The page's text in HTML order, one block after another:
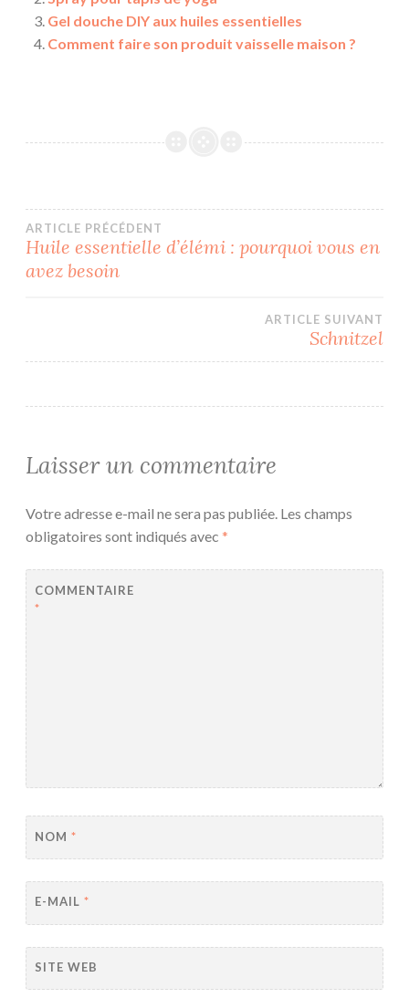
Gel douche DIY aux huiles essentielles
Comment faire son produit vaisselle maison ?
Navigation
de
ARTICLE PRÉCÉDENT
Huile essentielle d’élémi : pourquoi vous en
avez besoin
ARTICLE SUIVANT
Schnitzel
Laisser un commentaire
Votre adresse e-mail ne sera pas publiée. Les champs
obligatoires sont indiqués avec *
COMMENTAIRE
*
NOM *
E-MAIL *
SITE WEB